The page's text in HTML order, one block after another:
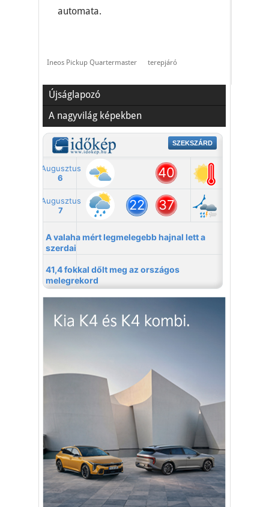
automata.
Ineos Pickup Quartermaster terepjáró
Újságlapozó
A nagyvilág képekben